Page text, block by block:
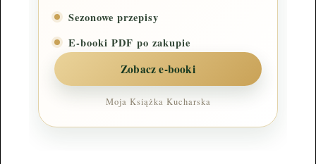
Sezonowe przepisy
E-booki PDF po zakupie
Zobacz e-booki
Moja Książka Kucharska